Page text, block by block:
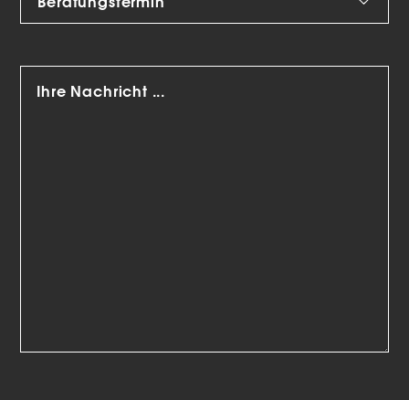
Marketing-Cookies werden von Drittanbietern oder
Publishern verwendet, um personalisierte Werbung